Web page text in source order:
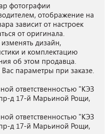
фотографии
отображение на
зависит от настроек
от оригинала.
дизайн,
и комплектацию
об этом продавца.
параметры при заказе.
ответственностью "КЭЗ
пр-д 17-й Марьиной Рощи,
ответственностью "КЭЗ
пр-д 17-й Марьиной Рощи,